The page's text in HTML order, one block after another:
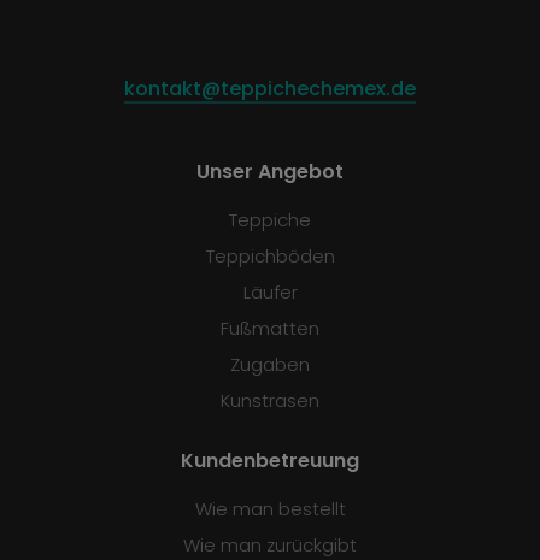
kontakt@teppichechemex.de
Unser Angebot
Teppiche
Teppichböden
Läufer
Fußmatten
Zugaben
Kunstrasen
Kundenbetreuung
Wie man bestellt
Wie man zurückgibt